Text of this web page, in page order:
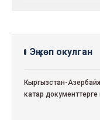
Эң көп окулган
Кыргызстан-
катар